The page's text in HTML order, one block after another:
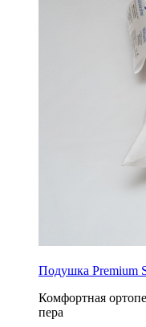
Подушка Premium
Комфортная
пера